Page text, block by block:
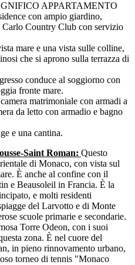
APPARTAMENTO
con ampio giardino,
Country Club con servizio
mare e una vista sulle colline,
che si aprono sulla terrazza di
conduce al soggiorno con
fronte mare.
matrimoniale con armadi a
da letto con armadio e bagno
e una cantina.
Saint Roman: Questo
di Monaco, con vista sul
È anche al confine con il
e Beausoleil in Francia. È la
e molti residenti
del Larvotto e di Monte
scuole primarie e secondarie.
Torre Odeon, con i suoi
zona. È nel cuore del
in pieno rinnovamento urbano,
torneo di tennis "Monaco